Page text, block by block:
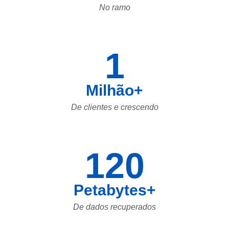
No ramo
1
Milhão+
De clientes e crescendo
120
Petabytes+
De dados recuperados